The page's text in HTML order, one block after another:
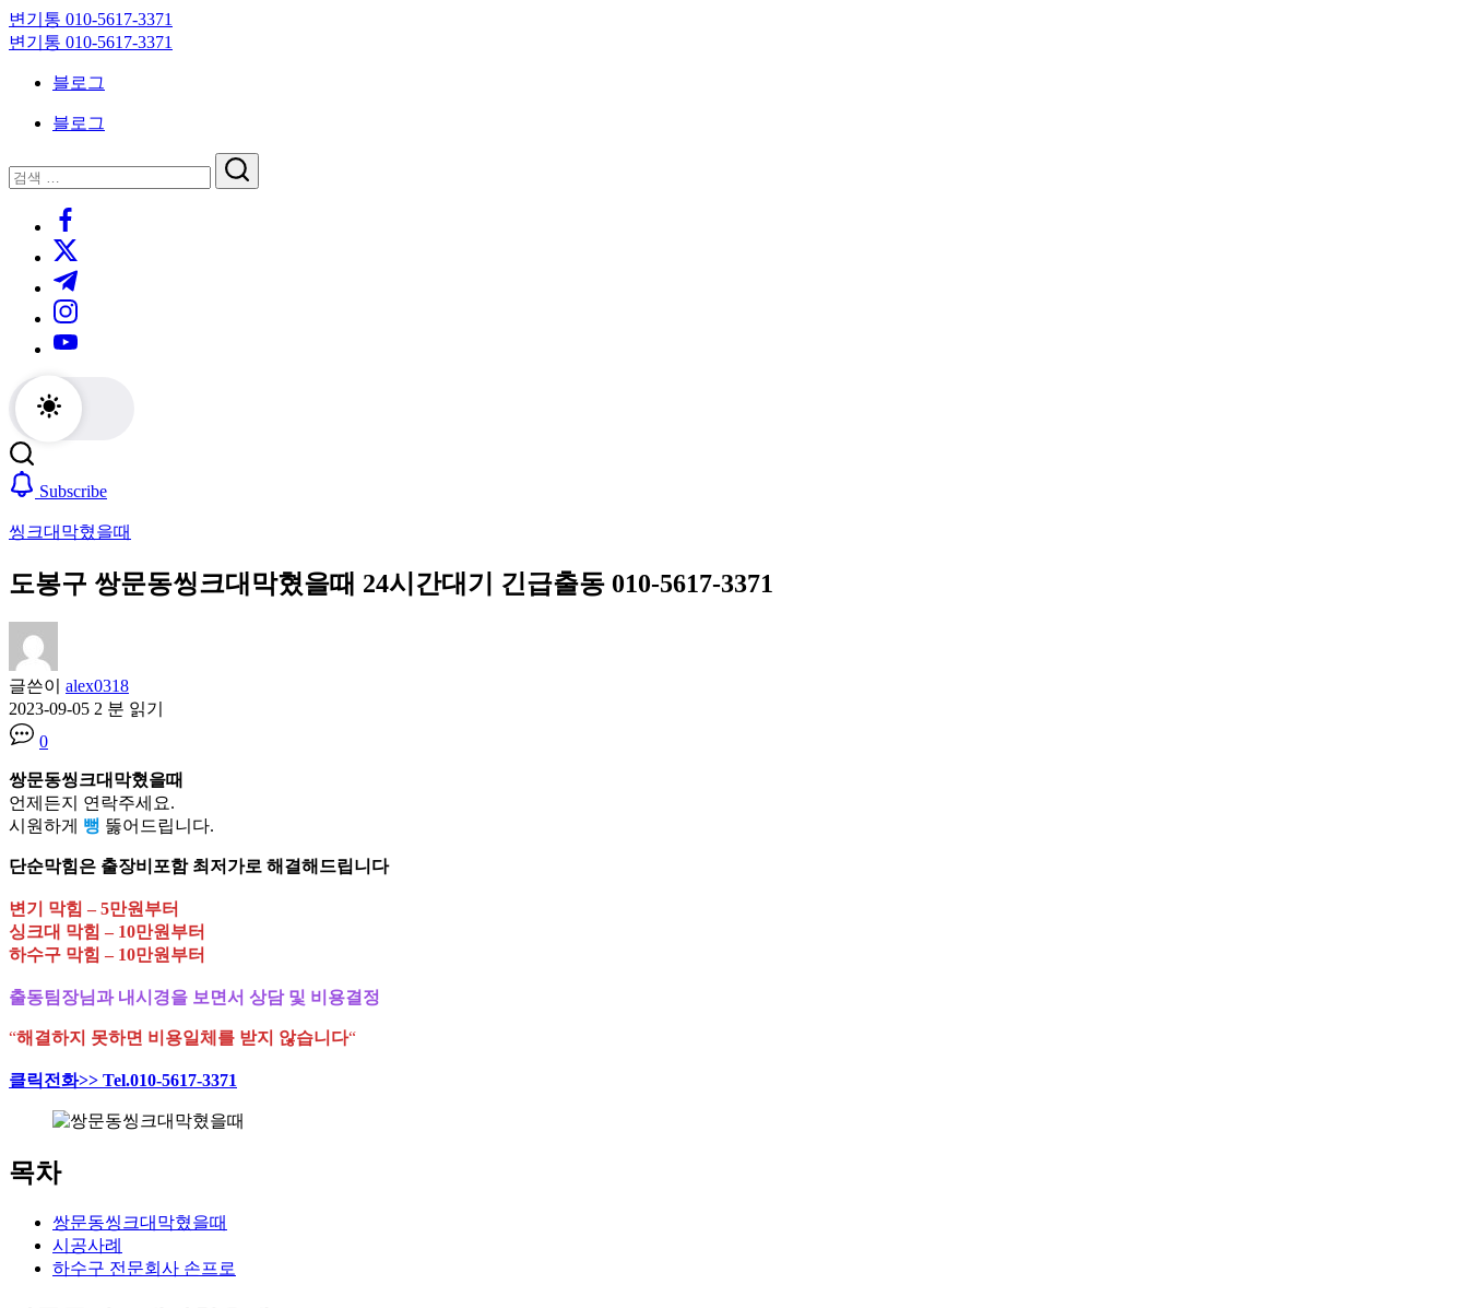
Skip
to
content
변기통 010-5617-3371
변
대
기
변기통 010-5617-3371
크
대
기
블로그
블로그
닫
기
검
검
https://www.facebook.com/
https://twitter.com/
https://t.me/
https://www.instagram.com/
https://youtube.com/
Subscribe
씽크대막혔을때
도봉구 쌍문동씽크대막혔을때 24시간대기 긴급출동 010-5617-3371
글쓴이 alex0318
2023-09-05 2 분 읽기
0
쌍문동씽크대막혔을때
언제든지 연락주세요.
시원하게 뻥 뚫어드립니다.
단순막힘은 출장비포함 최저가로 해결해드립니다
변기 막힘 – 5만원부터
싱크대 막힘 – 10만원부터
하수구 막힘 – 10만원부터
출동팀장님과 내시경을 보면서 상담 및 비용결정
“해결하지 못하면 비용일체를 받지 않습니다“
클릭전화>> Tel.010-5617-3371
목차
쌍문동씽크대막혔을때
시공사례
하수구 전문회사 손프로